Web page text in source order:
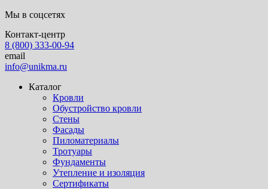
Мы в соцсетях
Контакт-центр
8 (800) 333-00-94
email
info@unikma.ru
Каталог
Кровли
Обустройство кровли
Стены
Фасады
Пиломатериалы
Тротуары
Фундаменты
Утепление и изоляция
Сертификаты